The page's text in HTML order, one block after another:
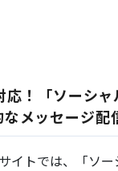
！「ソーシ
メッセージ配
トでは、「ソー